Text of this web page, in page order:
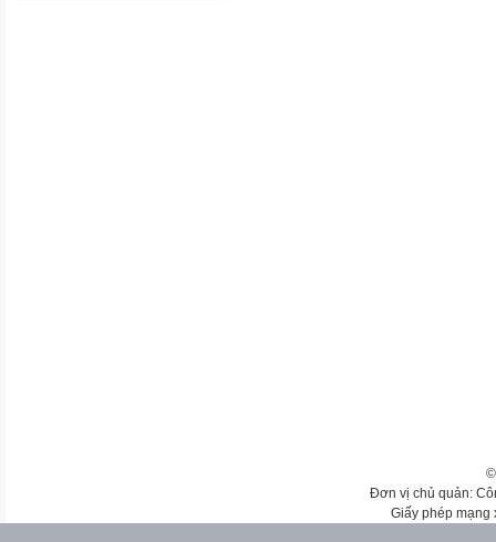
Đơn vị chủ quản:
Giấy phép mạng